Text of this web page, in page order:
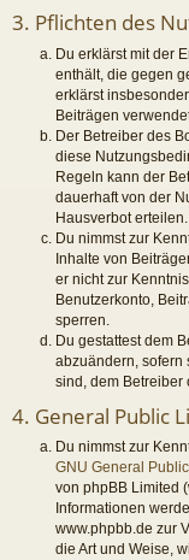
3. Pflichten des
Du erklärst mit der
enthält, die gegen
erklärst
Beiträgen
Der Betreiber des
diese
Regeln kann der
dauerhaft von der
Hausverbot erteilen.
Du nimmst zur
Inhalte von
er nicht zur
Benutzerkonto,
sperren.
Du gestattest dem
abzuändern, sofern
sind, dem Betreiber
4. General Public
Du nimmst zur
GNU General
von phpBB Limited
Informationen
www.phpbb.de zur
die Art und Weise,